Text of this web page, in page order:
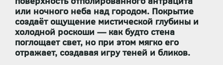
или ночного неба над городом. Покрытие
создаёт ощущение мистической глубины и
холодной роскоши — как будто стена
поглощает свет, но при этом мягко его
отражает, создавая игру теней и бликов.